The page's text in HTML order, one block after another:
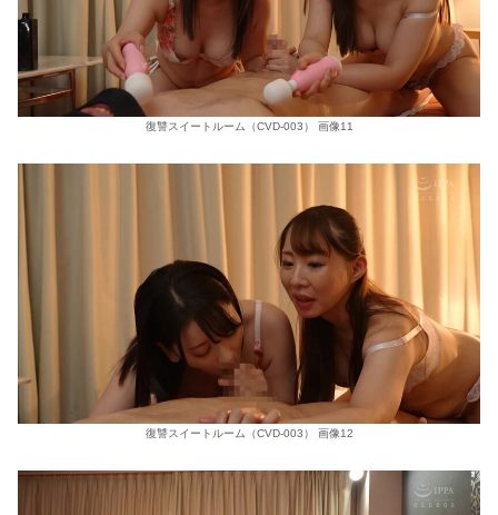
復讐スイートルーム（CVD-003） 画像11
復讐スイートルーム（CVD-003） 画像12